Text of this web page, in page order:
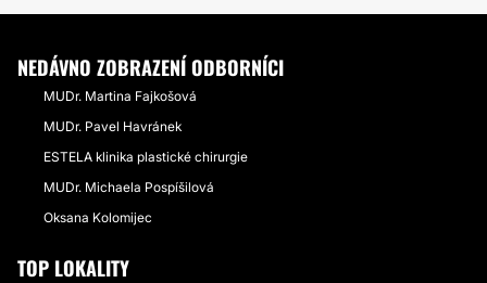
NEDÁVNO ZOBRAZENÍ ODBORNÍCI
MUDr. Martina Fajkošová
MUDr. Pavel Havránek
ESTELA klinika plastické chirurgie
MUDr. Michaela Pospíšilová
Oksana Kolomijec
TOP LOKALITY